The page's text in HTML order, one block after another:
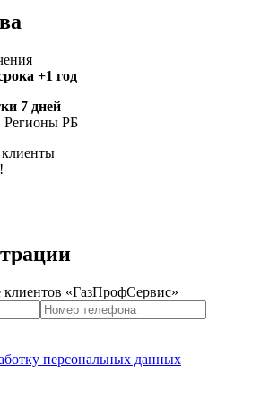
+1 год
7 дней
Регионы РБ
клиентов «ГазПрофСервис»
персональных данных